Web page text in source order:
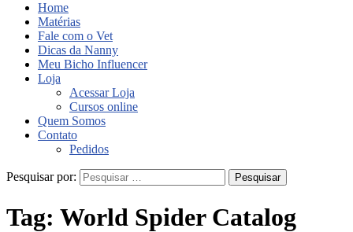
Home
Matérias
Fale com o Vet
Dicas da Nanny
Meu Bicho Influencer
Loja
Acessar Loja
Cursos online
Quem Somos
Contato
Pedidos
Pesquisar por:
Tag: World Spider Catalog